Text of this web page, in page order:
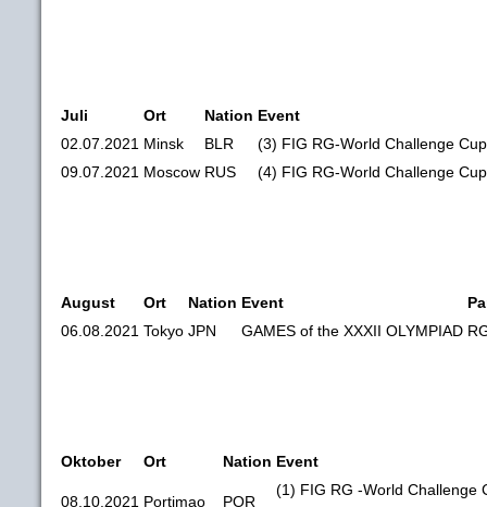
Juli Ort Nation Event
02.07.2021 Minsk BLR
(3) FIG RG-World Challenge
09.07.2021 Moscow RUS (4) FIG RG-World Challenge
August Ort Nation Event
06.08.2021 Tokyo JPN GAMES of the XXXII OLYMPIAD
Oktober Ort Nation Event
08.10.2021 Portimao POR
(1) FIG RG -World Challenge